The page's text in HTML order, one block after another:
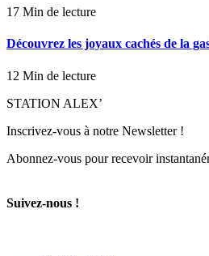
17 Min de lecture
Découvrez les joyaux cachés de la
12 Min de lecture
STATION ALEX’
Inscrivez-vous à notre Newsletter !
Abonnez-vous pour recevoir
Suivez-nous !